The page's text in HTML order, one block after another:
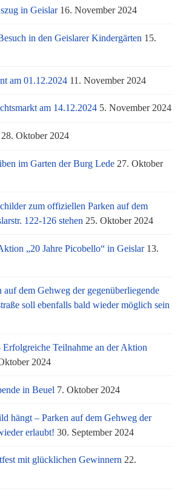
in Geislar 16. November 2024
in den Geislarer Kindergärten 15.
am 01.12.2024 11. November 2024
am 14.12.2024 5. November 2024
28. Oktober 2024
im Garten der Burg Lede 27. Oktober
zum offiziellen Parken auf dem
122-126 stehen 25. Oktober 2024
„20 Jahre Picobello“ in Geislar 13.
dem Gehweg der gegenüberliegende
soll ebenfalls bald wieder möglich sein
Erfolgreiche Teilnahme an der Aktion
2024
in Beuel 7. Oktober 2024
hängt – Parken auf dem Gehweg der
erlaubt! 30. September 2024
mit glücklichen Gewinnern 22.